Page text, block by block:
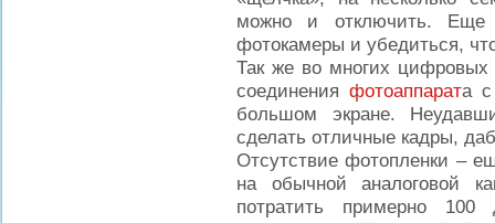
можно и отключить. Еще
фотокамеры и убедиться,
Так же во многих цифровых
соединения фотоаппарата с
большом экране.
сделать отличные кадры,
Отсутствие фотопленки –
на обычной аналоговой
потратить примерно 100